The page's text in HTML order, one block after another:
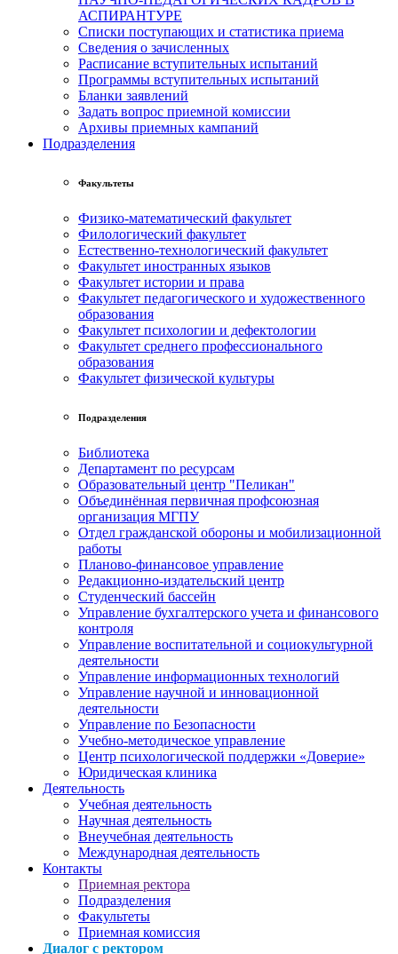
АСПИРАНТУРЕ
Списки поступающих и статистика приема
Сведения о зачисленных
Расписание вступительных испытаний
Программы вступительных испытаний
Бланки заявлений
Задать вопрос приемной комиссии
Архивы приемных кампаний
Подразделения
Факультеты
Физико-математический факультет
Филологический факультет
Естественно-технологический факультет
Факультет иностранных языков
Факультет истории и права
Факультет педагогического и художественного
образования
Факультет психологии и дефектологии
Факультет среднего профессионального
образования
Факультет физической культуры
Подразделения
Библиотека
Департамент по ресурсам
Образовательный центр "Пеликан"
Объединённая первичная профсоюзная
организация МГПУ
Отдел гражданской обороны и мобилизационной
работы
Планово-финансовое управление
Редакционно-издательский центр
Студенческий бассейн
Управление бухгалтерского учета и финансового
контроля
Управление воспитательной и социокультурной
деятельности
Управление информационных технологий
Управление научной и инновационной
деятельности
Управление по Безопасности
Учебно-методическое управление
Центр психологической поддержки «Доверие»
Юридическая клиника
Деятельность
Учебная деятельность
Научная деятельность
Внеучебная деятельность
Международная деятельность
Контакты
Приемная ректора
Подразделения
Факультеты
Приемная комиссия
Диалог с ректором